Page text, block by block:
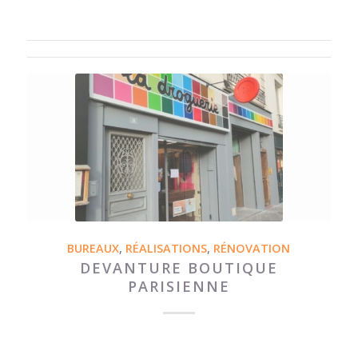
BUREAUX, RÉALISATIONS, RÉNOVATION
DEVANTURE BOUTIQUE
PARISIENNE